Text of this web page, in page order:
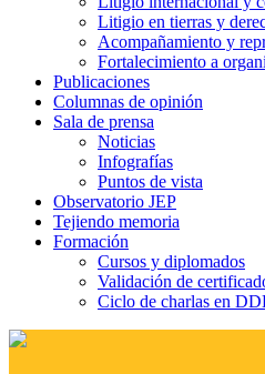
Litigio en tierras y
Acompañamiento y
Fortalecimiento a
Publicaciones
Columnas de opinión
Sala de prensa
Noticias
Infografías
Puntos de vista
Observatorio JEP
Tejiendo memoria
Formación
Cursos y diplomados
Validación de
Ciclo de charlas en